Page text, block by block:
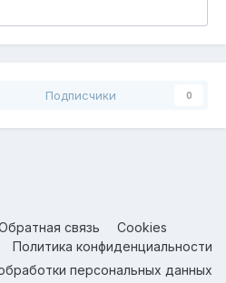
Подписчики 0
связь
Cookies
Политика конфиденциальности
персональных данных